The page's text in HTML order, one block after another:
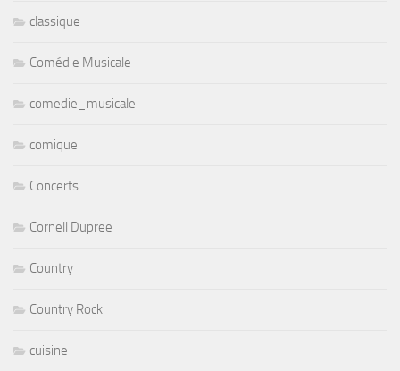
classique
Comédie Musicale
comedie_musicale
comique
Concerts
Cornell Dupree
Country
Country Rock
cuisine